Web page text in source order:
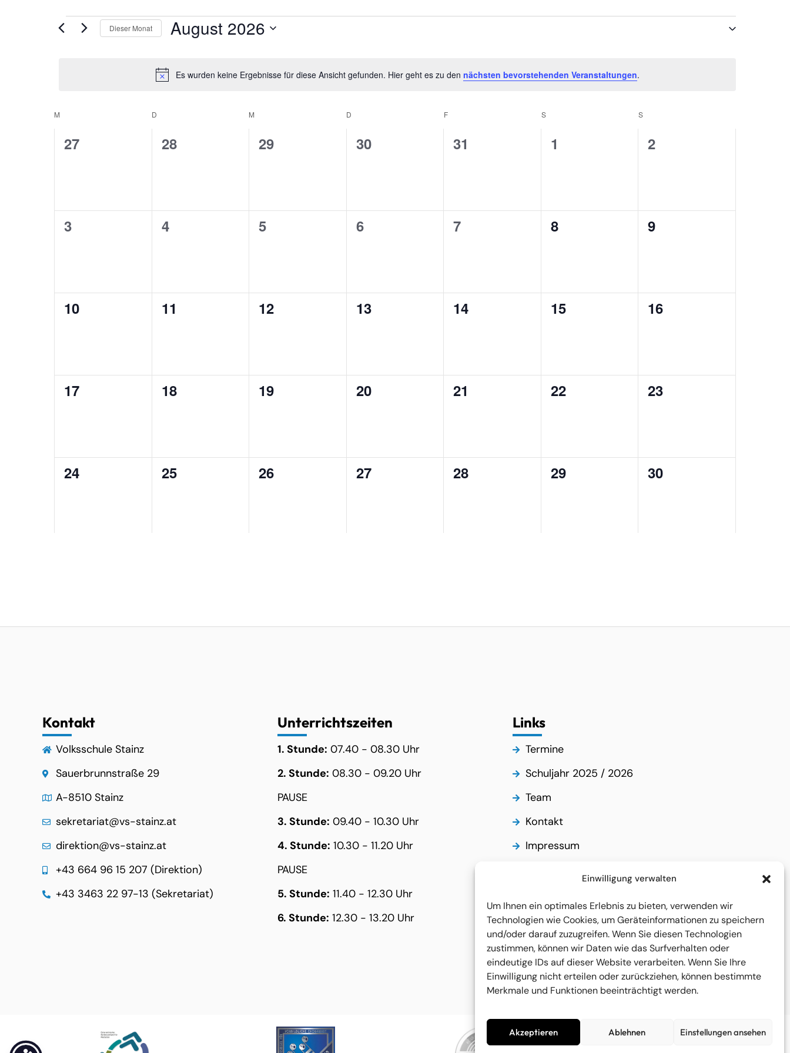
Einwilligung verwalten
Um Ihnen ein optimales Erlebnis zu bieten, verwenden wir
Technologien wie Cookies, um Geräteinformationen zu speichern
und/oder darauf zuzugreifen. Wenn Sie diesen Technologien
zustimmen, können wir Daten wie das Surfverhalten oder
eindeutige IDs auf dieser Website verarbeiten. Wenn Sie Ihre
Einwilligung nicht erteilen oder zurückziehen, können bestimmte
Merkmale und Funktionen beeinträchtigt werden.
Akzeptieren Ablehnen Einstellungen ansehen
Kontakt
Volksschule Stainz
Sauerbrunnstraße 29
A-8510 Stainz
sekretariat@vs-stainz.at
direktion@vs-stainz.at
+43 664 96 15 207 (Direktion)
+43 3463 22 97-13 (Sekretariat)
Unterrichtszeiten
1. Stunde: 07.40 - 08.30 Uhr
2. Stunde: 08.30 - 09.20 Uhr
PAUSE
3. Stunde: 09.40 - 10.30 Uhr
4. Stunde: 10.30 - 11.20 Uhr
PAUSE
5. Stunde: 11.40 - 12.30 Uhr
6. Stunde: 12.30 - 13.20 Uhr
Links
Termine
Schuljahr 2025 / 2026
Team
Kontakt
Impressum
Design & Umsetzung: 1.marketing